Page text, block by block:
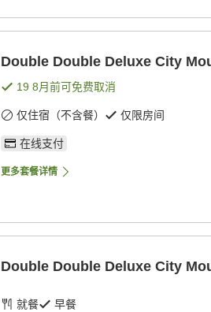
Double Double Deluxe City
19 8月前可免费取消
仅住宿（不含餐） 仅限房间
在线支付
更多套餐详情
Double Double Deluxe City
就餐 早餐